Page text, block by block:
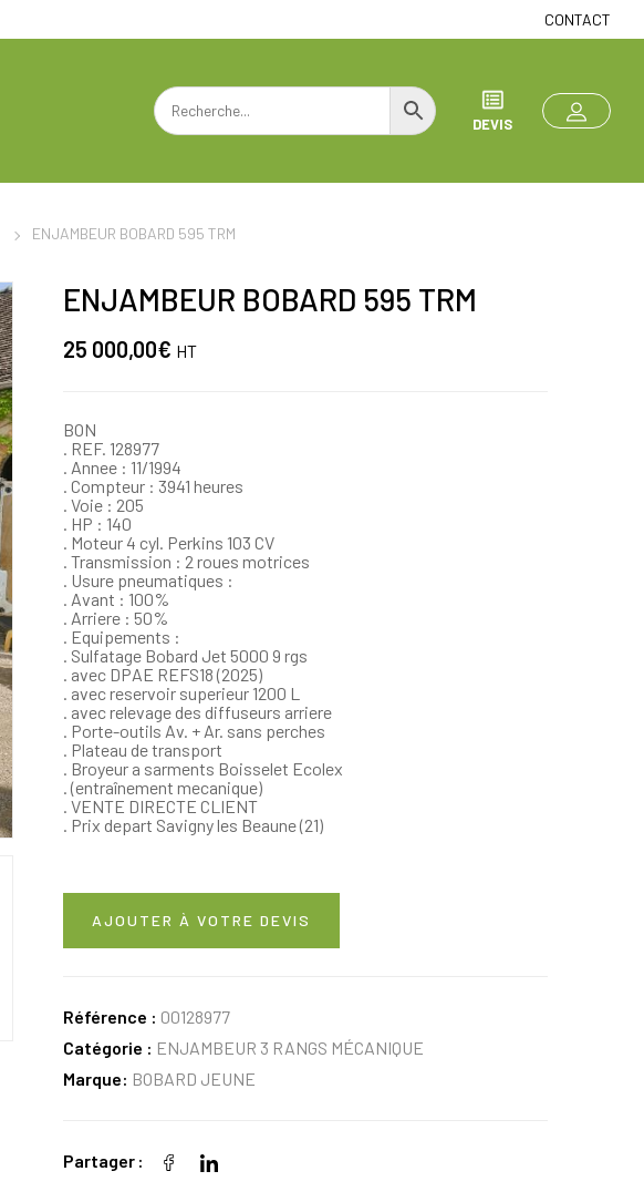
CONTACT
DEVIS
ENJAMBEUR BOBARD 595 TRM
ENJAMBEUR BOBARD 595 TRM
25 000,00€ HT
BON
. REF. 128977
. Annee : 11/1994
. Compteur : 3941 heures
. Voie : 205
. HP : 140
. Moteur 4 cyl. Perkins 103 CV
. Transmission : 2 roues motrices
. Usure pneumatiques :
. Avant : 100%
. Arriere : 50%
. Equipements :
. Sulfatage Bobard Jet 5000 9 rgs
. avec DPAE REFS18 (2025)
. avec reservoir superieur 1200 L
. avec relevage des diffuseurs arriere
. Porte-outils Av. + Ar. sans perches
. Plateau de transport
. Broyeur a sarments Boisselet Ecolex
. (entraînement mecanique)
. VENTE DIRECTE CLIENT
. Prix depart Savigny les Beaune (21)
AJOUTER À VOTRE DEVIS
Référence : 00128977
Catégorie : ENJAMBEUR 3 RANGS MÉCANIQUE
Marque: BOBARD JEUNE
Partager